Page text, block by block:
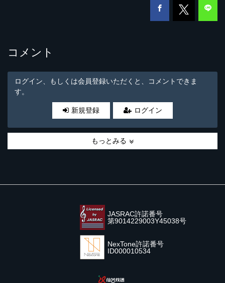
コメント
ログイン、もしくは会員登録いただくと、コメントできま
す。
新規登録 ログイン
もっとみる
JASRAC許諾番号
第9014229003Y45038号
NexTone許諾番号
ID000010534